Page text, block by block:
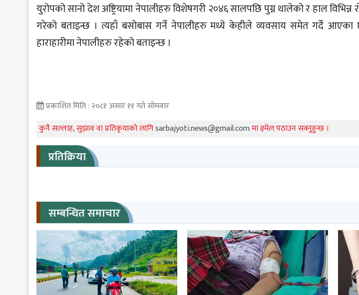
युरोपको सानो देश अष्ट्रियामा नेपालीहरु विशेषगरी २०४६ सालपछि पुग्न थालेको र हाल
गरेको बताइन्छ । त्यहाँ बसोबास गर्ने नेपालीहरु मध्ये केहीले व्यवसाय समेत गर्दे
हाराहारीमा नेपालीहरु रहेको बताइन्छ ।
प्रकाशित मिति : २०८१ असार ११ गते सोमवार
कुनै सल्लाह, सुझाव वा प्रतिकृयाको लागिsarbajyoti.news@gmail.comमा इमेल पठाउन सक्नुहुन्छ ।
प्रतिक्रिया
सम्बन्धित समाचार